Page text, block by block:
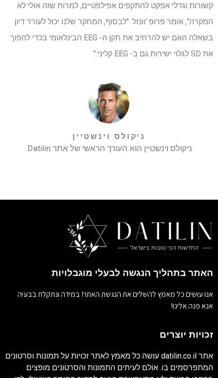
קשורות וגדלי אפקט להתקפים אפילפטיים, למרות שזה אולי לא
המקרה", אומר פרופ 'וונזל. "לבסוף, המחקר שלנו יכול לעורר דיון
בשאלה האם יש להרחיב את תקן ה- EEG הבינלאומי בכדי להפוך
את SD לגלוי ישירות גם ב- EEG קליני."
ניקולס וינשטיין
ניקולס וינשטיין הוא העורך הראשי של אתר Datilin.
האתר בתהליך הנגשה לבעלי מוגבלויות
אנו עושים כל מאמץ להשלים את הנגשת האתר! במידה ונתקלת בבעיה
אנא פנה אלינו!
זכויות יוצרים
אתר datilin.co.il עושה כל מאמץ לאתר זכויות על תמונות וסרטונים
המתפרסמים בו. אולם לעיתים התמונות והסרטונים מופצים